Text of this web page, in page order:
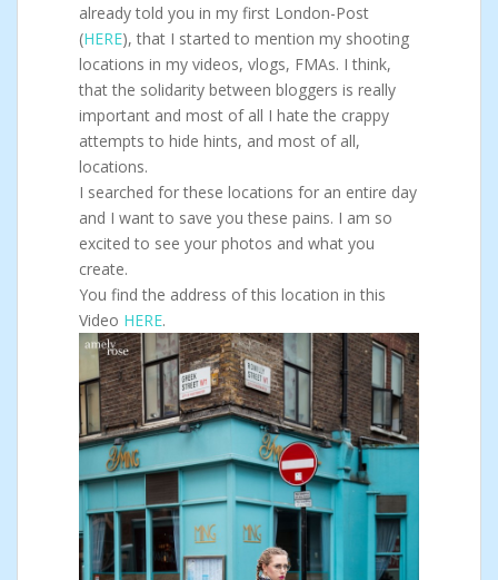
already told you in my first London-Post
(HERE), that I started to mention my shooting
locations in my videos, vlogs, FMAs. I think,
that the solidarity between bloggers is really
important and most of all I hate the crappy
attempts to hide hints, and most of all,
locations.
I searched for these locations for an entire day
and I want to save you these pains. I am so
excited to see your photos and what you
create.
You find the address of this location in this
Video HERE.